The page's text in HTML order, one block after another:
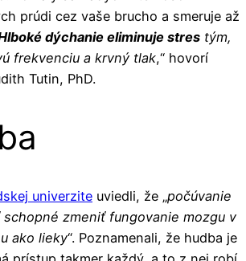
prúdi cez vaše brucho a smeruje až
dýchanie eliminuje stres tým,
frekvenciu a krvný tlak,“ hovorí
Tutin, PhD.
univerzite uviedli, že „počúvanie
zmeniť fungovanie mozgu v
ako lieky“. Poznamenali, že hudba je